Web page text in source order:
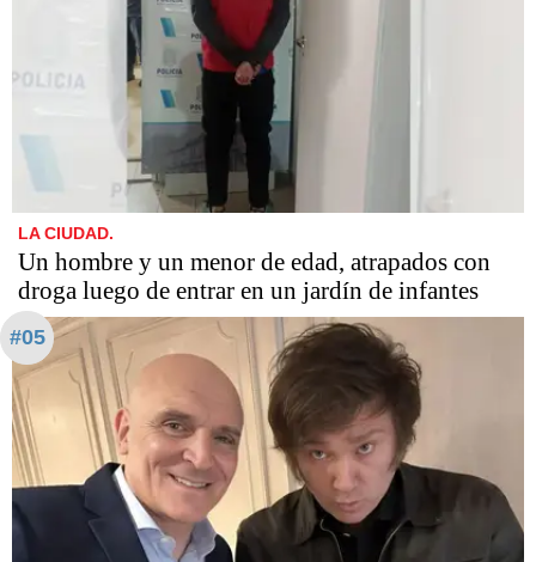
LA CIUDAD.
Un hombre y un menor de edad, atrapados con
droga luego de entrar en un jardín de infantes
#05